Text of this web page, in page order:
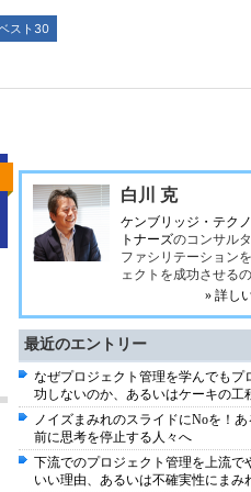
スト30
白川 克
ケンブリッジ・テク
トナーズのコンサル
ファシリテーション
ェクトを成功させるの
» 詳し
最近のエントリー
なぜプロジェクト管理を学んでもプ
功しないのか、あるいはケーキの工
ノイズまみれのスライドにNoを！
前に思考を停止する人々へ
下流でのプロジェクト管理を上流で
いい理由、あるいは不確実性にまみ